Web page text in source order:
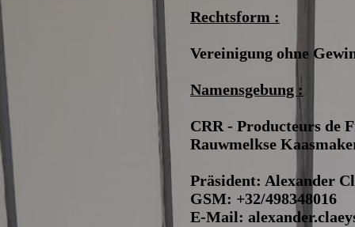
Rechtsform :
Vereinigung ohne
Namensgebung :
CRR - Producteurs de
Rauwmelkse
Präsident: Alexander
GSM: +32/498348016
E-Mail: